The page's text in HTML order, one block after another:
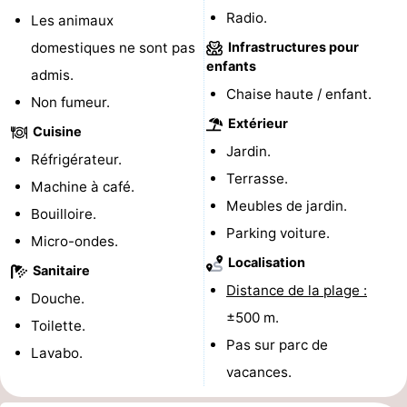
Piscines
-
Équitation
Terrains
golf
-
Peche
Sportive
Equitation
Boire
manger
Événements
Conduite
l'anneau
Forum
Route
Les animaux
domestiques ne sont pas
admis.
Non fumeur.
Cuisine
Réfrigérateur.
Machine à café.
Bouilloire.
Micro-ondes.
Sanitaire
Douche.
Toilette.
Lavabo.
Radio.
Infrastructures pour
enfants
Chaise haute / enfant.
Extérieur
Jardin.
Terrasse.
Meubles de jardin.
Parking voiture.
Localisation
Distance de la plage :
±500 m.
Pas sur parc de
vacances.